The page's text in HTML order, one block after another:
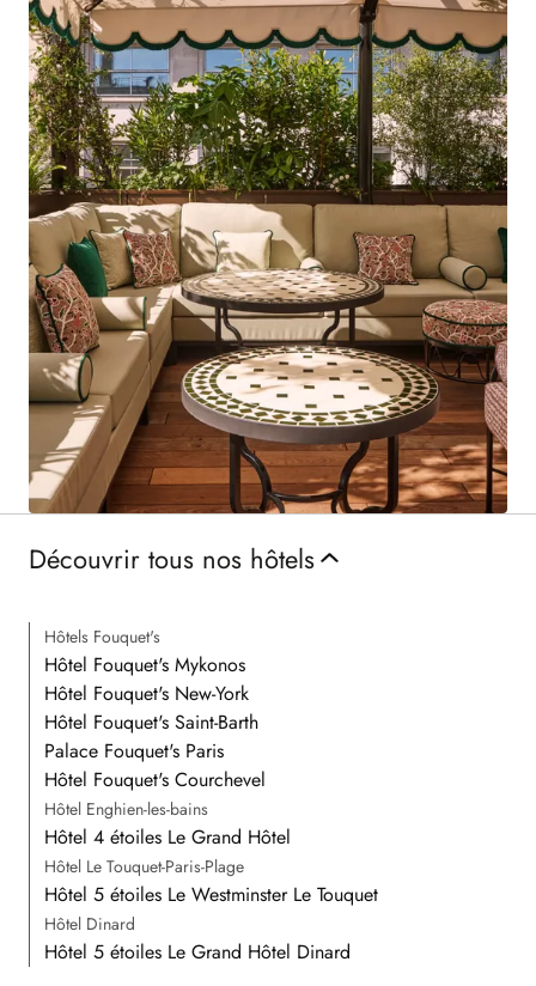
Découvrir tous nos hôtels
Hôtels Fouquet's
Hôtel Fouquet's Mykonos
Hôtel Fouquet's New-York
Hôtel Fouquet's Saint-Barth
Palace Fouquet's Paris
Hôtel Fouquet's Courchevel
Hôtel Enghien-les-bains
Hôtel 4 étoiles Le Grand Hôtel
Hôtel Le Touquet-Paris-Plage
Hôtel 5 étoiles Le Westminster Le Touquet
Hôtel Dinard
Hôtel 5 étoiles Le Grand Hôtel Dinard